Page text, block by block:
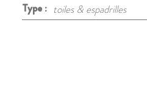
Type : toiles & espadrilles